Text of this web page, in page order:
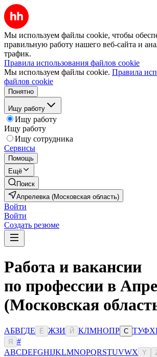
Мы используем файлы cookie, чтобы
правильную работу нашего веб-сайта и
трафик.
Правила использования файлов cookie
Мы используем файлы cookie. Правила
файлов cookie
Понятно
Ищу работу
Ищу работу
Ищу работу
Ищу сотрудника
Сервисы
Помощь
Ещё
Поиск
Апрелевка (Московская область)
Войти
Войти
Создать резюме
Работа и вакансии
по профессии в
(Московская
АБВГДЕ Ё ЖЗИ Й КЛМНОПР С ТУФХ
Я
#
ABCDEFGHIJKLMNOPQRSTUVWX Y